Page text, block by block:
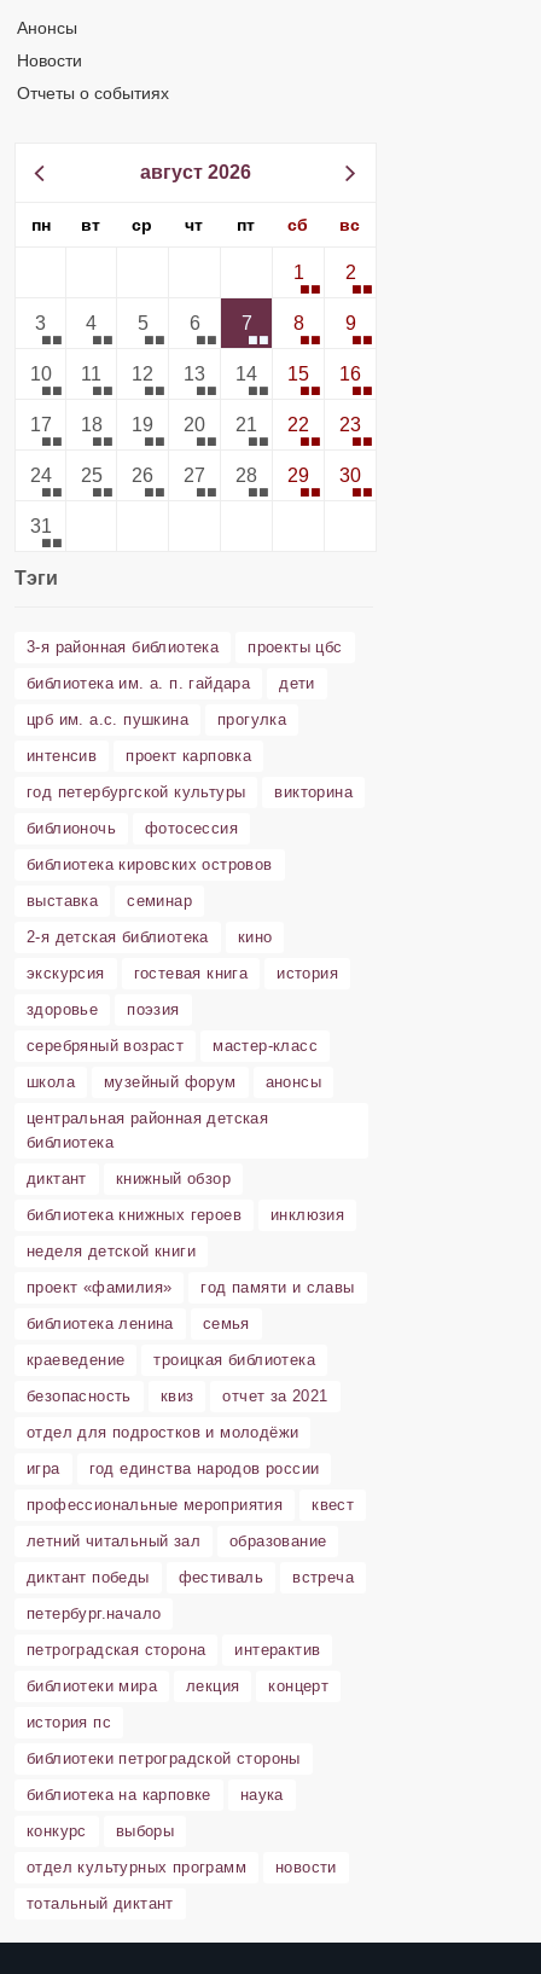
Анонсы
Новости
Отчеты о событиях
август 2026
пн вт ср чт пт сб вс
1 2
3 4 5 6 7 8 9
10 11 12 13 14 15 16
17 18 19 20 21 22 23
24 25 26 27 28 29 30
31
Тэги
3-я районная библиотека
проекты цбс
библиотека им. а. п. гайдара
дети
црб им. а.с. пушкина
прогулка
интенсив
проект карповка
год петербургской культуры
викторина
библионочь
фотосессия
библиотека кировских островов
выставка
семинар
2-я детская библиотека
кино
экскурсия
гостевая книга
история
здоровье
поэзия
серебряный возраст
мастер-класс
школа
музейный форум
анонсы
центральная районная детская
библиотека
диктант
книжный обзор
библиотека книжных героев
инклюзия
неделя детской книги
проект «фамилия»
год памяти и славы
библиотека ленина
семья
краеведение
троицкая библиотека
безопасность
квиз
отчет за 2021
отдел для подростков и молодёжи
игра
год единства народов россии
профессиональные мероприятия
квест
летний читальный зал
образование
диктант победы
фестиваль
встреча
петербург.начало
петроградская сторона
интерактив
библиотеки мира
лекция
концерт
история пс
библиотеки петроградской стороны
библиотека на карповке
наука
конкурс
выборы
отдел культурных программ
новости
тотальный диктант